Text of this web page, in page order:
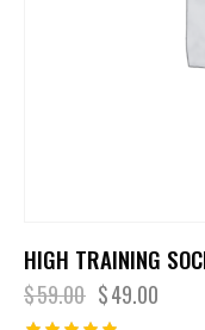
HIGH TRAINING
$59.00 $49.00